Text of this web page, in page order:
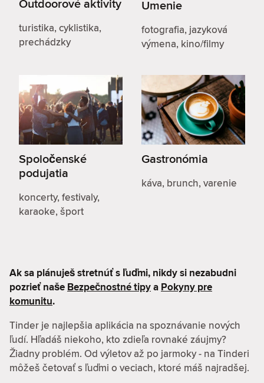
Outdoorové aktivity
turistika, cyklistika,
prechádzky
Umenie
fotografia, jazyková
výmena, kino/filmy
Spoločenské
podujatia
koncerty, festivaly,
karaoke, šport
Gastronómia
káva, brunch, varenie
Ak sa plánuješ stretnúť s ľuďmi, nikdy si nezabudni
pozrieť naše Bezpečnostné tipya Pokyny pre
komunitu.
Tinder je najlepšia aplikácia na spoznávanie nových
ľudí. Hľadáš niekoho, kto zdieľa rovnaké záujmy?
Žiadny problém. Od výletov až po jarmoky - na Tinderi
môžeš četovať s ľuďmi o veciach, ktoré máš najradšej.